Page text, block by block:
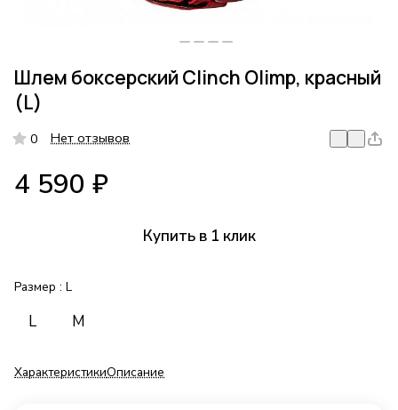
Шлем боксерский Clinch Olimp, красный
(L)
0 Нет отзывов
4 590 ₽
Купить в 1 клик
Размер : L
L M
ХарактеристикиОписание